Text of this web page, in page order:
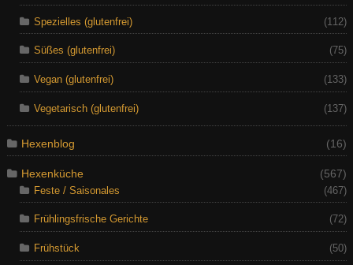
Spezielles (glutenfrei) (112)
Süßes (glutenfrei) (75)
Vegan (glutenfrei) (133)
Vegetarisch (glutenfrei) (137)
Hexenblog (16)
Hexenküche
(567)
Feste / Saisonales
(467)
Frühlingsfrische Gerichte (72)
Frühstück (50)